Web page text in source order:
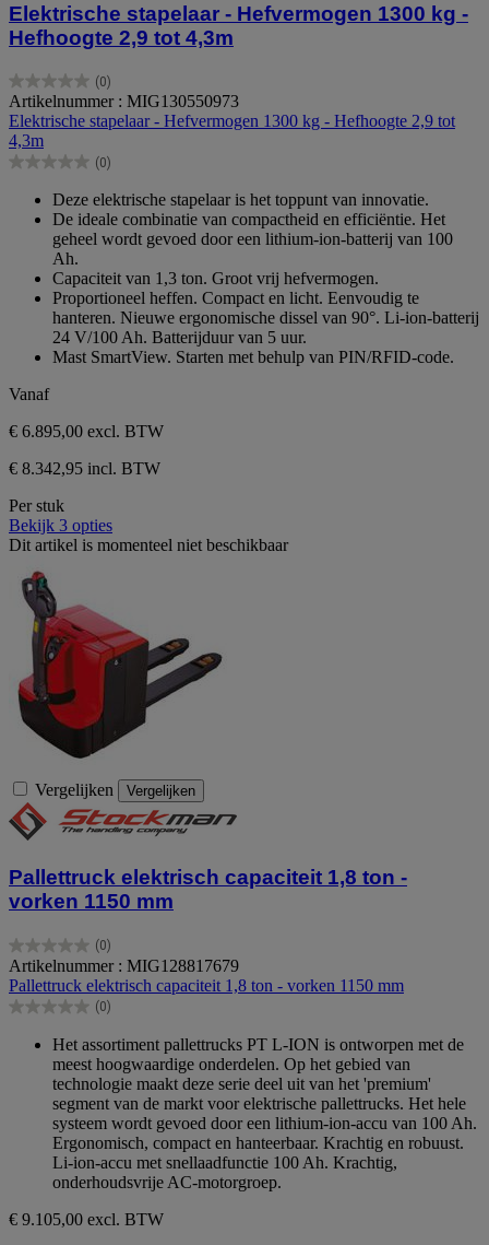
Elektrische stapelaar - Hefvermogen 1300 kg -
Hefhoogte 2,9 tot 4,3m
(0)
0.0
van
de
5
sterren.
Artikelnummer : MIG130550973
Elektrische stapelaar - Hefvermogen 1300 kg - Hefhoogte 2,9 tot
4,3m
(0)
0.0
sterren.
Deze elektrische stapelaar is het toppunt van innovatie.
De ideale combinatie van compactheid en efficiëntie. Het
geheel wordt gevoed door een lithium-ion-batterij van 100
Ah.
Capaciteit van 1,3 ton. Groot vrij hefvermogen.
Proportioneel heffen. Compact en licht. Eenvoudig te
hanteren. Nieuwe ergonomische dissel van 90°. Li-ion-batterij
24 V/100 Ah. Batterijduur van 5 uur.
Mast SmartView. Starten met behulp van PIN/RFID-code.
Vanaf
€ 6.895,00 excl. BTW
€ 8.342,95 incl. BTW
Per stuk
Bekijk 3 opties
Dit artikel is momenteel niet beschikbaar
Vergelijken Vergelijken
Pallettruck elektrisch capaciteit 1,8 ton -
vorken 1150 mm
(0)
0.0
van
de
5
Artikelnummer : MIG128817679
Pallettruck elektrisch capaciteit 1,8 ton - vorken 1150 mm
(0)
0.0
sterren.
Het assortiment pallettrucks PT L-ION is ontworpen met de
meest hoogwaardige onderdelen. Op het gebied van
technologie maakt deze serie deel uit van het 'premium'
segment van de markt voor elektrische pallettrucks. Het hele
systeem wordt gevoed door een lithium-ion-accu van 100 Ah.
Ergonomisch, compact en hanteerbaar. Krachtig en robuust.
Li-ion-accu met snellaadfunctie 100 Ah. Krachtig,
onderhoudsvrije AC-motorgroep.
€ 9.105,00 excl. BTW